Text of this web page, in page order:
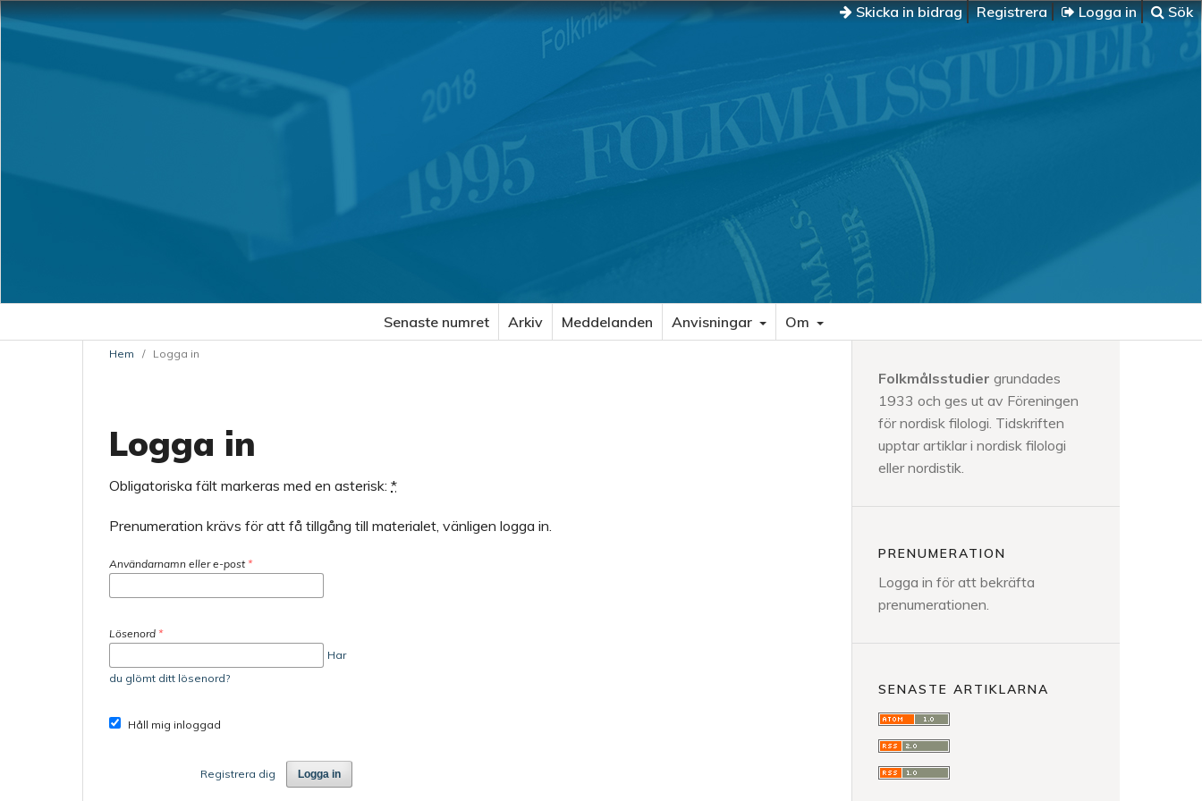
Skicka in bidrag Registrera Logga in Sök
Senaste numret Arkiv Meddelanden Anvisningar Om
Hem / Logga in
Logga in
Obligatoriska fält markeras med en asterisk: *
Prenumeration krävs för att få tillgång till materialet, vänligen logga in.
Användarnamn eller e-post *
Lösenord *
Har
du glömt ditt lösenord?
Håll mig inloggad
Logga in
Registrera dig
Folkmålsstudier grundades
1933 och ges ut av Föreningen
för nordisk filologi. Tidskriften
upptar artiklar i nordisk filologi
eller nordistik.
PRENUMERATION
Logga in för att bekräfta
prenumerationen.
SENASTE ARTIKLARNA